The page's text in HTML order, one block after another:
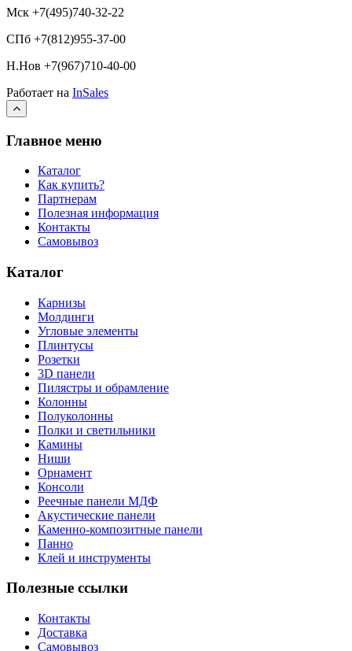
Мск +7(495)740-32-22
СПб +7(812)955-37-00
Н.Нов +7(967)710-40-00
Работает на InSales
Главное меню
Каталог
Как купить?
Партнерам
Полезная информация
Контакты
Самовывоз
Каталог
Карнизы
Молдинги
Угловые элементы
Плинтусы
Розетки
3D панели
Пилястры и обрамление
Колонны
Полуколонны
Полки и светильники
Камины
Ниши
Орнамент
Консоли
Реечные панели МДФ
Акустические панели
Каменно-композитные панели
Панно
Клей и инструменты
Полезные ссылки
Контакты
Доставка
Самовывоз